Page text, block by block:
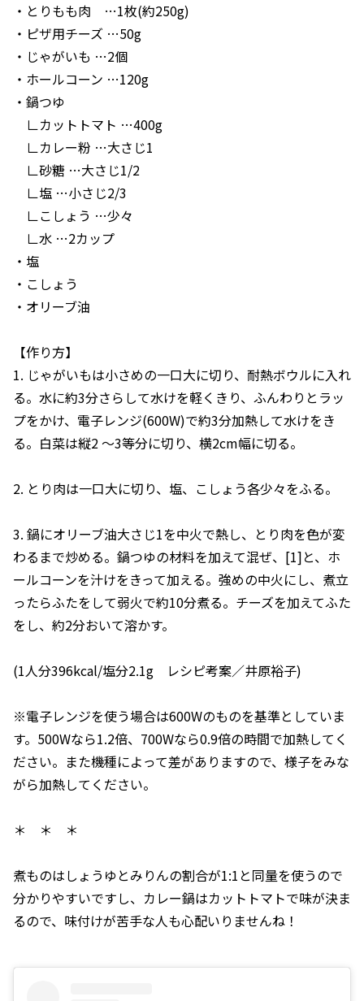
・とりもも肉 …1枚(約250g)
・ピザ用チーズ …50g
・じゃがいも …2個
・ホールコーン …120g
・鍋つゆ
∟カットトマト …400g
∟カレー粉 …大さじ1
∟砂糖 …大さじ1/2
∟塩 …小さじ2/3
∟こしょう …少々
∟水 …2カップ
・塩
・こしょう
・オリーブ油
【作り方】
1. じゃがいもは小さめの一口大に切り、耐熱ボウルに入れ
る。水に約3分さらして水けを軽くきり、ふんわりとラッ
プをかけ、電子レンジ(600W)で約3分加熱して水けをき
る。白菜は縦2 ～3等分に切り、横2cm幅に切る。
2. とり肉は一口大に切り、塩、こしょう各少々をふる。
3. 鍋にオリーブ油大さじ1を中火で熱し、とり肉を色が変
わるまで炒める。鍋つゆの材料を加えて混ぜ、[1]と、ホ
ールコーンを汁けをきって加える。強めの中火にし、煮立
ったらふたをして弱火で約10分煮る。チーズを加えてふた
をし、約2分おいて溶かす。
(1人分396kcal/塩分2.1g レシピ考案／井原裕子)
※電子レンジを使う場合は600Wのものを基準としていま
す。500Wなら1.2倍、700Wなら0.9倍の時間で加熱してく
ださい。また機種によって差がありますので、様子をみな
がら加熱してください。
＊ ＊ ＊
煮ものはしょうゆとみりんの割合が1:1と同量を使うので
分かりやすいですし、カレー鍋はカットトマトで味が決ま
るので、味付けが苦手な人も心配いりませんね！